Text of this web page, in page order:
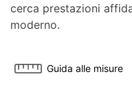
cerca prestazioni
moderno.
Guida alle misure